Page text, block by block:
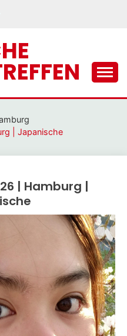
| Japanische
| Hamburg |